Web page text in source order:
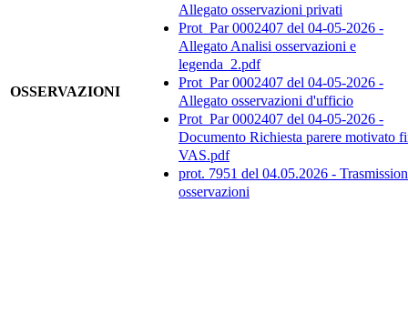
OSSERVAZIONI
Allegato osservazioni privati
Prot_Par 0002407 del 04-05-2026 -
Allegato Analisi osservazioni e
legenda_2.pdf
Prot_Par 0002407 del 04-05-2026 -
Allegato osservazioni d'ufficio
Prot_Par 0002407 del 04-05-2026 -
Documento Richiesta parere motivato
VAS.pdf
prot. 7951 del 04.05.2026 -
osservazioni